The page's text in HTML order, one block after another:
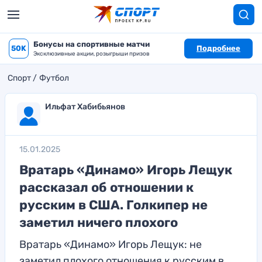
50K Бонусы на спортивные матчи
Эксклюзивные акции, розыгрыши призов
Подробнее
Спорт Футбол
Ильфат Хабибьянов
15.01.2025
Вратарь «Динамо» Игорь Лещук
рассказал об отношении к
русским в США. Голкипер не
заметил ничего плохого
Вратарь «Динамо» Игорь Лещук: не